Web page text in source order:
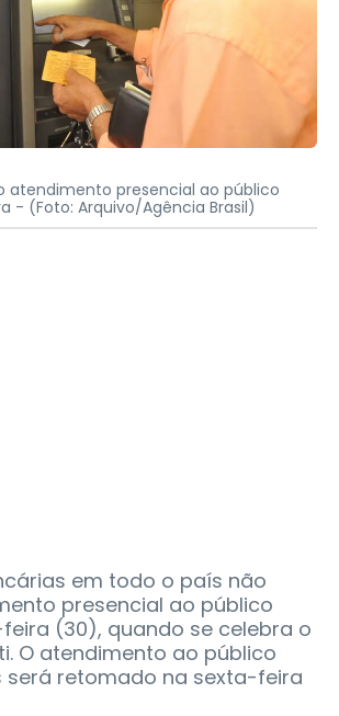
atendimento presencial ao público
- (Foto: Arquivo/Agência Brasil)
em todo o país não
presencial ao público
(30), quando se celebra o
O atendimento ao público
será retomado na sexta-feira